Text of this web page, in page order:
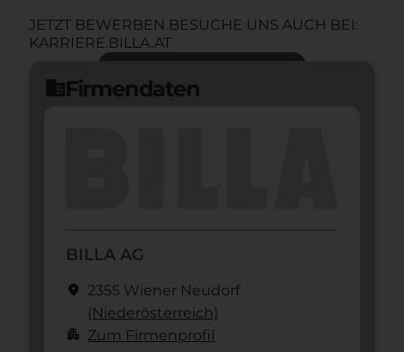
JETZT BEWERBEN BESUCHE UNS AUCH BEI:
KARRIERE.BILLA.AT
domainFirmendaten
BILLA AG
location_on 2355 Wiener Neudorf
(Nieder­österreich)
apartment Zum Firmenprofil